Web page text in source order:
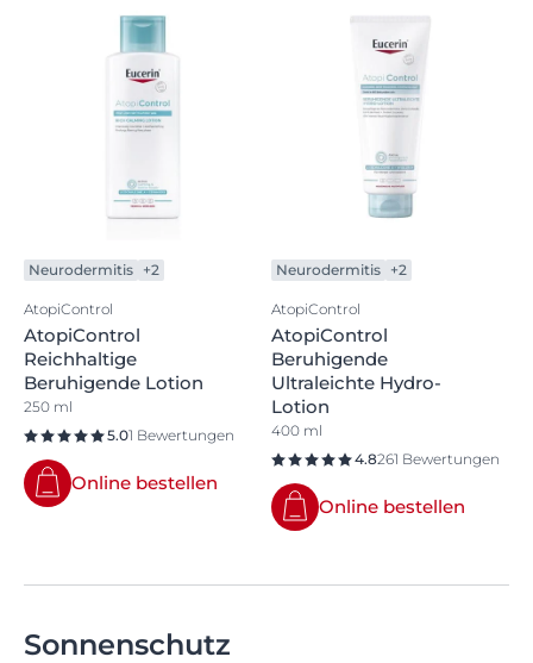
Neurodermitis +2
AtopiControl
AtopiControl
Reichhaltige
Beruhigende Lotion
250 ml
5.01 Bewertungen
Online bestellen
Neurodermitis +2
AtopiControl
AtopiControl
Beruhigende
Ultraleichte Hydro-
Lotion
400 ml
4.8261 Bewertungen
Online bestellen
Sonnenschutz